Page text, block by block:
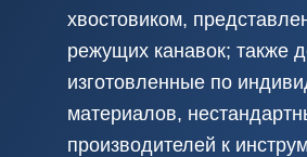
хвостовиком,
режущих канавок; также
изготовленные по
материалов,
производителей к